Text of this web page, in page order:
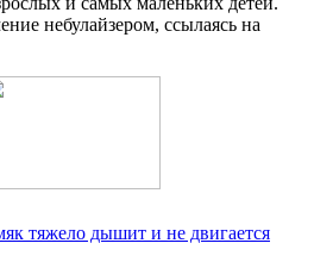
небулайзером, ссылаясь на
тяжело дышит и не двигается